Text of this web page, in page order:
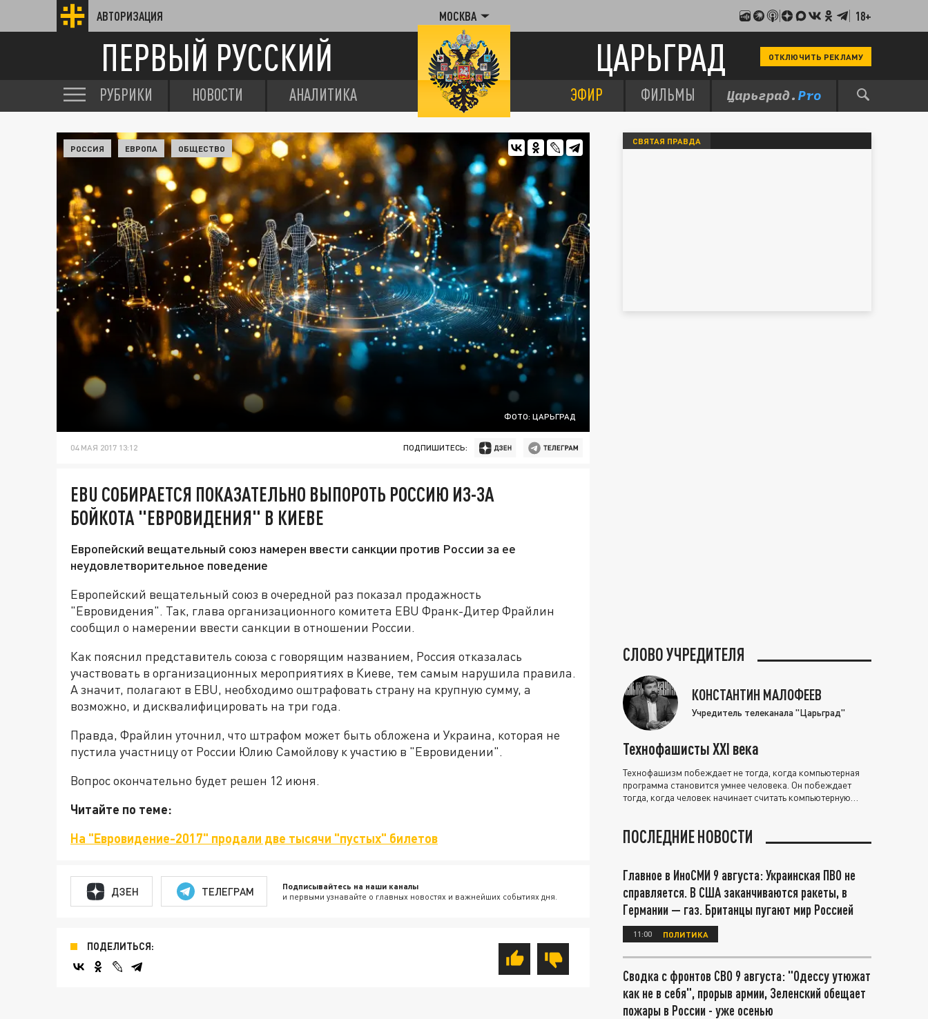
АВТОРИЗАЦИЯ МОСКВА 18+
ПЕРВЫЙ РУССКИЙ ЦАРЬГРАД ОТКЛЮЧИТЬ РЕКЛАМУ
РУБРИКИ НОВОСТИ АНАЛИТИКА ЭФИР ФИЛЬМЫ
ФОТО: ЦАРЬГРАД
РОССИЯ ЕВРОПА ОБЩЕСТВО
04 МАЯ 2017 13:12 ПОДПИШИТЕСЬ:
EBU СОБИРАЕТСЯ ПОКАЗАТЕЛЬНО ВЫПОРОТЬ РОССИЮ ИЗ-ЗА
БОЙКОТА "ЕВРОВИДЕНИЯ" В КИЕВЕ
Европейский вещательный союз намерен ввести санкции против России за ее
неудовлетворительное поведение
Европейский вещательный союз в очередной раз показал продажность
"Евровидения". Так, глава организационного комитета EBU Франк-Дитер Фрайлин
сообщил о намерении ввести санкции в отношении России.
Как пояснил представитель союза с говорящим названием, Россия отказалась
участвовать в организационных мероприятиях в Киеве, тем самым нарушила правила.
А значит, полагают в EBU, необходимо оштрафовать страну на крупную сумму, а
возможно, и дисквалифицировать на три года.
Правда, Фрайлин уточнил, что штрафом может быть обложена и Украина, которая не
пустила участницу от России Юлию Самойлову к участию в "Евровидении".
Вопрос окончательно будет решен 12 июня.
Читайте по теме:
На "Евровидение-2017" продали две тысячи "пустых" билетов
ДЗЕН ТЕЛЕГРАМ Подписывайтесь на наши каналы
и первыми узнавайте о главных новостях и важнейших событиях дня.
ПОДЕЛИТЬСЯ:
СВЯТАЯ ПРАВДА
СЛОВО УЧРЕДИТЕЛЯ
КОНСТАНТИН МАЛОФЕЕВ
Учредитель телеканала "Царьград"
Технофашисты XXI века
Технофашизм побеждает не тогда, когда компьютерная
программа становится умнее человека. Он побеждает
тогда, когда человек начинает считать компьютерную
ПОСЛЕДНИЕ НОВОСТИ
Главное в ИноСМИ 9 августа: Украинская ПВО не
справляется. В США заканчиваются ракеты, в
Германии — газ. Британцы пугают мир Россией
11:00 ПОЛИТИКА
Сводка с фронтов СВО 9 августа: "Одессу утюжат
как не в себя", прорыв армии, Зеленский обещает
пожары в России - уже осенью